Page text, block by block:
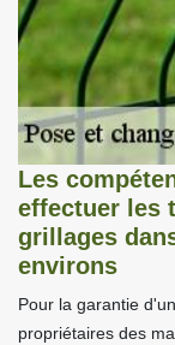
Les
effectuer les
grillages
environs
Pour la garantie
propriétaires des